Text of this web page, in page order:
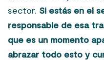
sector. Si estás en el
responsable de esa
que es un momento
abrazar todo esto y